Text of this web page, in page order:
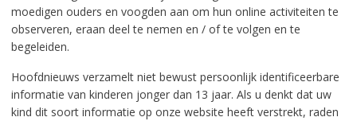
moedigen ouders en voogden aan om hun online activiteiten te
observeren, eraan deel te nemen en / of te volgen en te
begeleiden.
Hoofdnieuws verzamelt niet bewust persoonlijk identificeerbare
informatie van kinderen jonger dan 13 jaar. Als u denkt dat uw
kind dit soort informatie op onze website heeft verstrekt, raden